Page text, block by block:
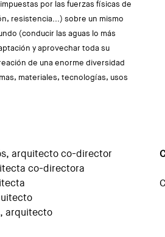
por las fuerzas físicas de
resistencia...) sobre un mismo
(conducir las aguas lo más
y aprovechar toda su
de una enorme diversidad
materiales, tecnologías, usos
arquitecto co-director
co-directora
arquitecto